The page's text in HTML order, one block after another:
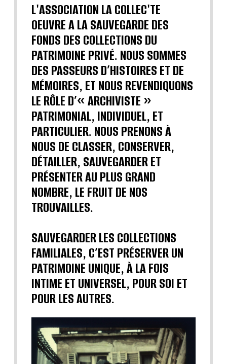
L'ASSOCIATION LA COLLEC'TE
OEUVRE A LA SAUVEGARDE DES
FONDS DES COLLECTIONS DU
PATRIMOINE PRIVÉ. NOUS SOMMES
DES PASSEURS D’HISTOIRES ET DE
MÉMOIRES, ET NOUS REVENDIQUONS
LE RÔLE D’« ARCHIVISTE »
PATRIMONIAL, INDIVIDUEL, ET
PARTICULIER. NOUS PRENONS À
NOUS DE CLASSER, CONSERVER,
DÉTAILLER, SAUVEGARDER ET
PRÉSENTER AU PLUS GRAND
NOMBRE, LE FRUIT DE NOS
TROUVAILLES.
SAUVEGARDER LES COLLECTIONS
FAMILIALES, C’EST PRÉSERVER UN
PATRIMOINE UNIQUE, À LA FOIS
INTIME ET UNIVERSEL, POUR SOI ET
POUR LES AUTRES.